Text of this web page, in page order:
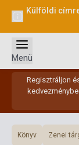
Külföldi
Regisztráljon
Menü
Könyv Zenei